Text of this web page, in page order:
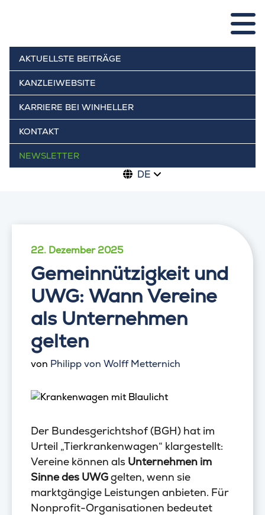
AKTUELLSTE BEITRÄGE
KANZLEIWEBSITE
KARRIERE BEI WINHELLER
KONTAKT
NEWSLETTER
DE
22. Dezember 2025
Gemeinnützigkeit und
UWG: Wann Vereine
als Unternehmen
gelten
von Philipp von Wolff Metternich
Der Bundesgerichtshof (BGH) hat im
Urteil „Tierkrankenwagen“ klargestellt:
Vereine können als Unternehmen im
Sinne des UWGgelten, wenn sie
marktgängige Leistungen anbieten. Für
Nonprofit-Organisationen bedeutet